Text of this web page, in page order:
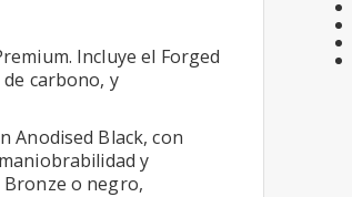
Incluye el Forged
carbono, y
Anodised Black, con
y
Bronze o negro,